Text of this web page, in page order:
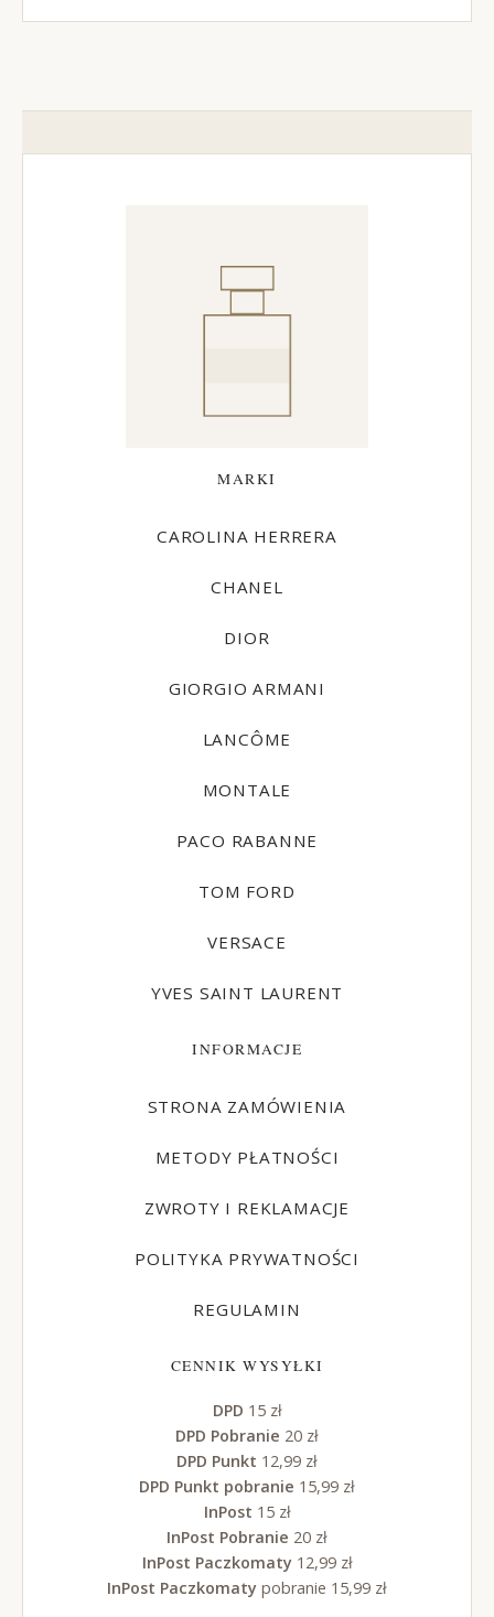
MARKI
CAROLINA HERRERA
CHANEL
DIOR
GIORGIO ARMANI
LANCÔME
MONTALE
PACO RABANNE
TOM FORD
VERSACE
YVES SAINT LAURENT
INFORMACJE
STRONA ZAMÓWIENIA
METODY PŁATNOŚCI
ZWROTY I REKLAMACJE
POLITYKA PRYWATNOŚCI
REGULAMIN
CENNIK WYSYŁKI
DPD 15 zł
DPD Pobranie 20 zł
DPD Punkt 12,99 zł
DPD Punkt pobranie 15,99 zł
InPost 15 zł
InPost Pobranie 20 zł
InPost Paczkomaty12,99 zł
InPost Paczkomaty pobranie 15,99 zł